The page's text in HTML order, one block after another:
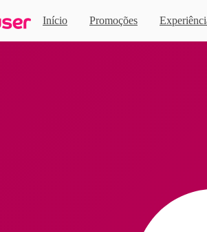
Início Promoções